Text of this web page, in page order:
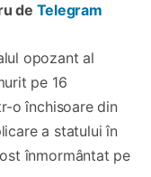
de Telegram
opozant al
pe 16
o închisoare din
a statului în
înmormântat pe